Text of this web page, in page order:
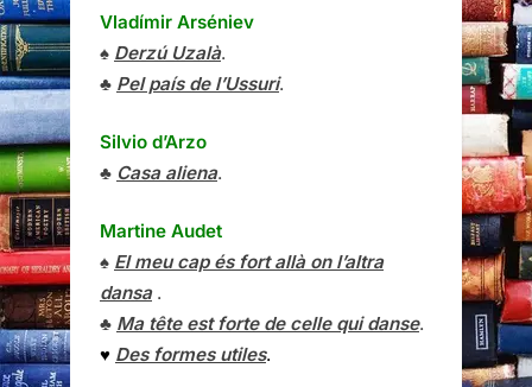
Vladímir Arséniev
♠ Derzú Uzalà.
♣ Pel país de l’Ussuri.
Silvio d’Arzo
♣ Casa aliena.
Martine Audet
♠ El meu cap és fort allà on l’altra
dansa.
♣ Ma tête est forte de celle qui danse.
♥ Des formes utiles.